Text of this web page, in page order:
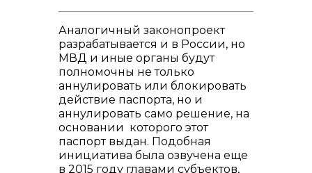
Аналогичный законопроект
разрабатывается и в России, но
МВД и иные органы будут
полномочны не только
аннулировать или блокировать
действие паспорта, но и
аннулировать само решение, на
основании которого этот
паспорт выдан. Подобная
инициатива была озвучена еще
в 2015 году главами субъектов,